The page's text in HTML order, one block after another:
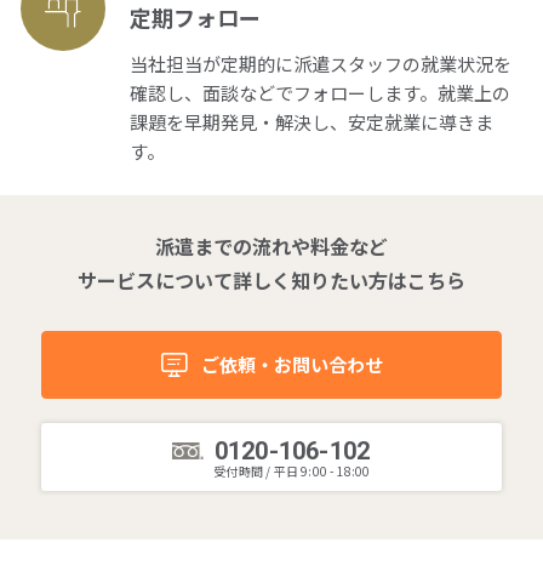
定期フォロー
当社担当が定期的に派遣スタッフの就業状況を
確認し、面談などでフォローします。就業上の
課題を早期発見・解決し、安定就業に導きま
す。
派遣までの流れや料金など
サービスについて詳しく知りたい方はこちら
ご依頼・お問い合わせ
0120-106-102
受付時間 / 平日 9:00 - 18:00